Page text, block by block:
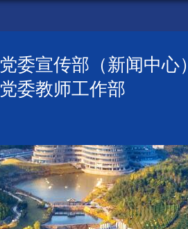
党委宣传部（新闻中心）
党委教师工作部